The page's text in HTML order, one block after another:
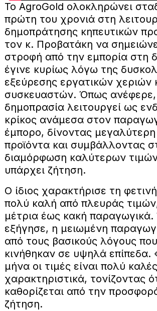
Το AgroGold ολοκληρώνει
πρώτη του χρονιά στη
δημοπράτησης κηπευτικών
τον κ. Προβατάκη να
στροφή από την εμπορία στη
έγινε κυρίως λόγω της
εξεύρεσης εργατικών χεριών
συσκευαστών. Όπως
δημοπρασία λειτουργεί ως
κρίκος ανάμεσα στον
έμπορο, δίνοντας
προϊόντα και συμβάλλοντας
διαμόρφωση καλύτερων
υπάρχει ζήτηση.
Ο ίδιος χαρακτήρισε τη
πολύ καλή από πλευράς
μέτρια έως κακή
εξήγησε, η μειωμένη
από τους βασικούς λόγους που
κινήθηκαν σε υψηλά επίπεδα.
μήνα οι τιμές είναι πολύ
χαρακτηριστικά, τονίζοντας
καθορίζεται από την
ζήτηση.